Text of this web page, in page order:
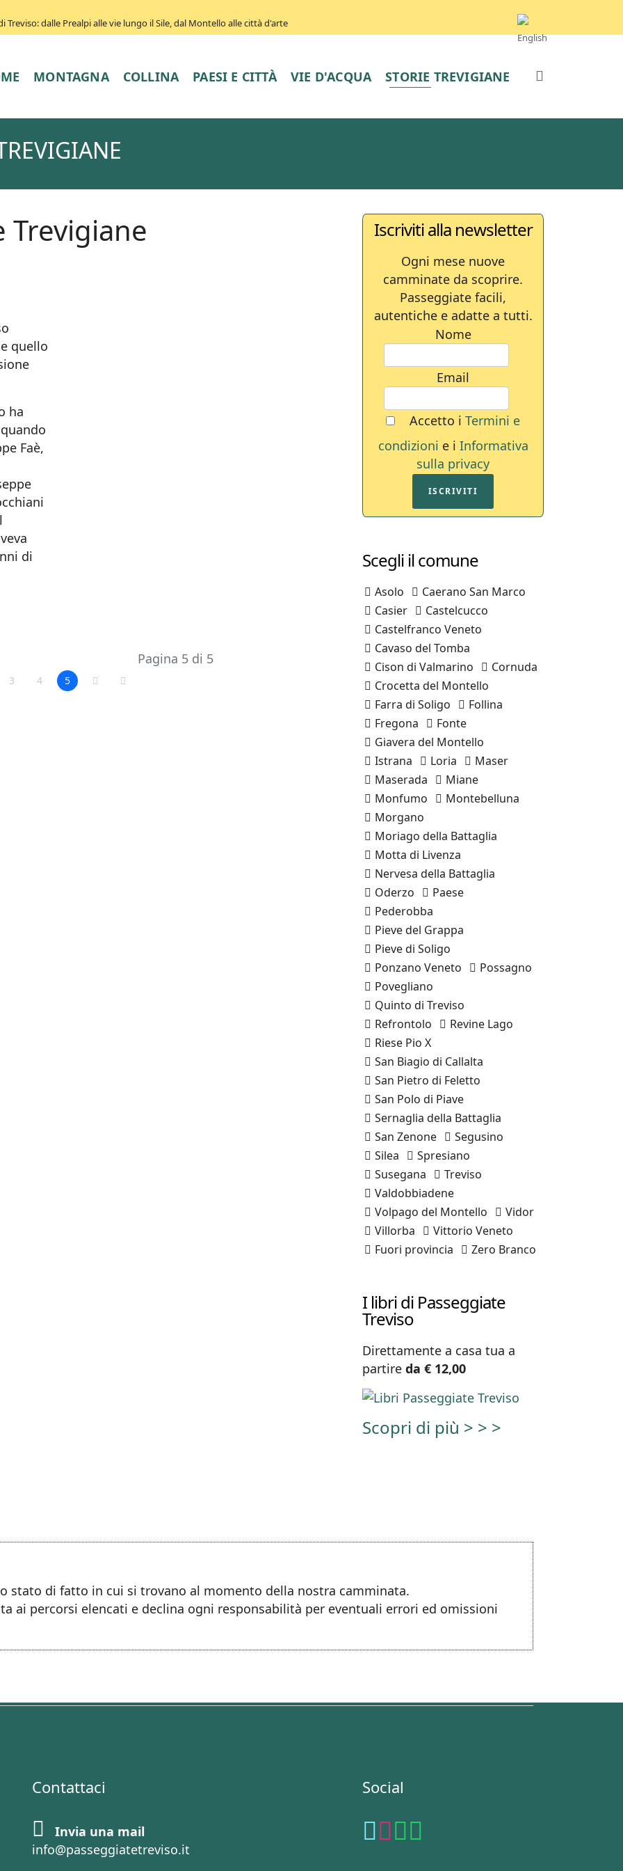
dalle Prealpi alle vie lungo il Sile, dal Montello alle città d'arte
MONTAGNA COLLINA PAESI E CITTÀ VIE D'ACQUA STORIE TREVIGIANE
Trevigiane
quello
ha
Faè,
di
3 4 5
Pagina 5 di 5
Iscriviti alla newsletter
Ogni mese nuove
camminate da scoprire.
Passeggiate facili,
autentiche e adatte a tutti.
Nome
Email
Accetto i Termini e
condizioni e i Informativa
sulla privacy
ISCRIVITI
Scegli il comune
Asolo
Caerano San Marco
Casier
Castelcucco
Castelfranco Veneto
Cavaso del Tomba
Cison di Valmarino
Cornuda
Crocetta del Montello
Farra di Soligo
Follina
Fregona
Fonte
Giavera del Montello
Istrana
Loria
Maser
Maserada
Miane
Monfumo
Montebelluna
Morgano
Moriago della Battaglia
Motta di Livenza
Nervesa della Battaglia
Oderzo
Paese
Pederobba
Pieve del Grappa
Pieve di Soligo
Ponzano Veneto
Possagno
Povegliano
Quinto di Treviso
Refrontolo
Revine Lago
Riese Pio X
San Biagio di Callalta
San Pietro di Feletto
San Polo di Piave
Sernaglia della Battaglia
San Zenone
Segusino
Silea
Spresiano
Susegana
Treviso
Valdobbiadene
Volpago del Montello
Vidor
Villorba
Vittorio Veneto
Fuori provincia
Zero Branco
I libri di Passeggiate
Treviso
Direttamente a casa tua a
partire da € 12,00
Scopri di più > > >
stato di fatto in cui si trovano al momento della nostra camminata.
ai percorsi elencati e declina ogni responsabilità per eventuali errori ed omissioni
Contattaci
Invia una mail
info@passeggiatetreviso.it
Social